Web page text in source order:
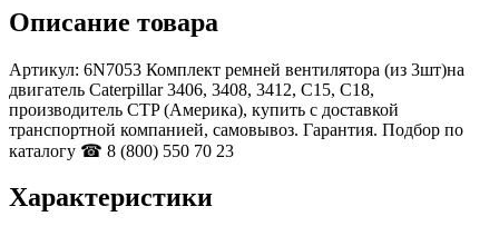
Описание товара
Артикул: 6N7053 Комплект ремней вентилятора (из 3шт)на
двигатель Caterpillar 3406, 3408, 3412, С15, С18,
производитель CTP (Америка), купить с доставкой
транспортной компанией, самовывоз. Гарантия. Подбор по
каталогу ☎ 8 (800) 550 70 23
Характеристики